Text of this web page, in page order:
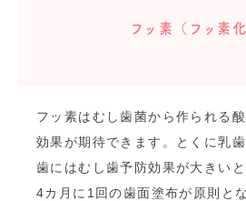
フッ素（フッ素化
フッ素はむし歯菌から作られる
効果が期待できます。とくに乳
歯にはむし歯予防効果が大きい
4カ月に1回の歯面塗布が原則と